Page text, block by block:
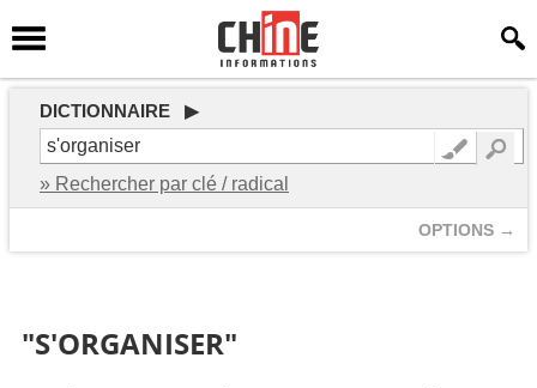
DICTIONNAIRE ▶
» Rechercher par clé / radical
OPTIONS →
"S'ORGANISER"